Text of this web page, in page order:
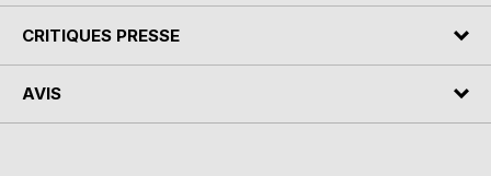
CRITIQUES PRESSE
AVIS